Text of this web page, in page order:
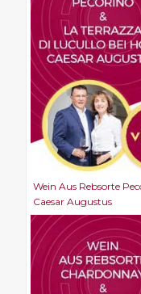
Wein Aus Rebsorte
Caesar Augustus